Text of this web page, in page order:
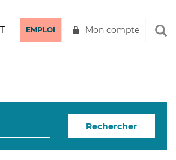
EMPLOI Mon compte
Rechercher